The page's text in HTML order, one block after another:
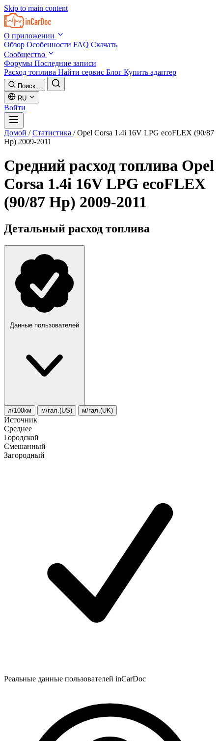
Skip to main content
О приложении
Обзор Особенности FAQ Скачать
Сообщество
Форумы Последние записи
Расход топлива Найти сервис Блог Купить адаптер
Поиск...
RU
Войти
Домой / Статистика / Opel Corsa 1.4i 16V LPG ecoFLEX (90/87
Hp) 2009-2011
Средний расход топлива Opel
Corsa 1.4i 16V LPG ecoFLEX
(90/87 Hp) 2009-2011
Детальный расход топлива
Данные пользователей
л/100км м/гал.(US) м/гал.(UK)
Источник
Среднее
Городской
Смешанный
Загородный
Реальные данные пользователей inCarDoc